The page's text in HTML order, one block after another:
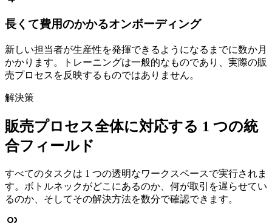
長くて費用のかかるオンボーディング
新しい担当者が生産性を発揮できるようになるまでに数か月
かかります。トレーニングは一般的なものであり、実際の販
売プロセスを反映するものではありません。
解決策
販売プロセス全体に対応する 1 つの統
合フィールド
すべてのタスクは 1 つの透明なワークスペースで実行されま
す。ボトルネックがどこにあるのか、何が取引を遅らせてい
るのか、そしてその解決方法を数分で確認できます。